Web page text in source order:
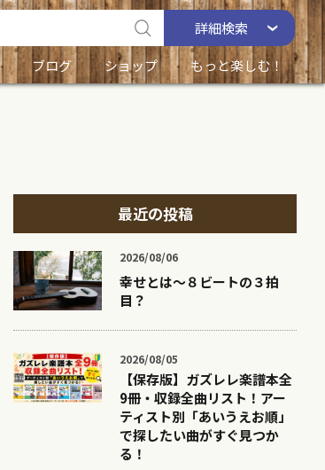
詳細検索
ブログ ショップ もっと楽しむ！
最近の投稿
2026/08/06
幸せとは〜８ビートの３拍
目？
2026/08/05
【保存版】ガズレレ楽譜本全
9冊・収録全曲リスト！アー
ティスト別「あいうえお順」
で探したい曲がすぐ見つか
る！